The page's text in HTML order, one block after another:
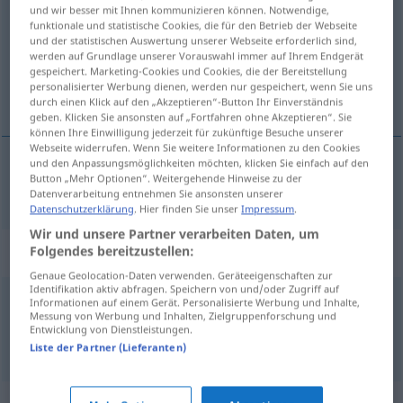
Übersicht aller Übersetzungen
(Für mehr Details die Übersetzung anklicken/antippen)
tragisch
tragisch tragic
Beispielsätze für "tragic"
deznodământtragic
tragischesEnden
und wir besser mit Ihnen kommunizieren können. Notwendige,
funktionale und statistische Cookies, die für den Betrieb der Webseite
und der statistischen Auswertung unserer Webseite erforderlich sind,
werden auf Grundlage unserer Vorauswahl immer auf Ihrem Endgerät
gespeichert. Marketing-Cookies und Cookies, die der Bereitstellung
personalisierter Werbung dienen, werden nur gespeichert, wenn Sie uns
durch einen Klick auf den „Akzeptieren“-Button Ihr Einverständnis
geben. Klicken Sie ansonsten auf „Fortfahren ohne Akzeptieren“. Sie
können Ihre Einwilligung jederzeit für zukünftige Besuche unserer
Webseite widerrufen. Wenn Sie weitere Informationen zu den Cookies
und den Anpassungsmöglichkeiten möchten, klicken Sie einfach auf den
Button „Mehr Optionen“. Weitergehende Hinweise zu der
Datenverarbeitung entnehmen Sie ansonsten unserer
Datenschutzerklärung. Hier finden Sie unserImpressum.
Wir und unsere Partner verarbeiten Daten, um
Folgendes bereitzustellen:
Genaue Geolocation-Daten verwenden. Geräteeigenschaften zur
Identifikation aktiv abfragen. Speichern von und/oder Zugriff auf
Informationen auf einem Gerät. Personalisierte Werbung und Inhalte,
Messung von Werbung und Inhalten, Zielgruppenforschung und
Entwicklung von Dienstleistungen.
Liste der Partner (Lieferanten)